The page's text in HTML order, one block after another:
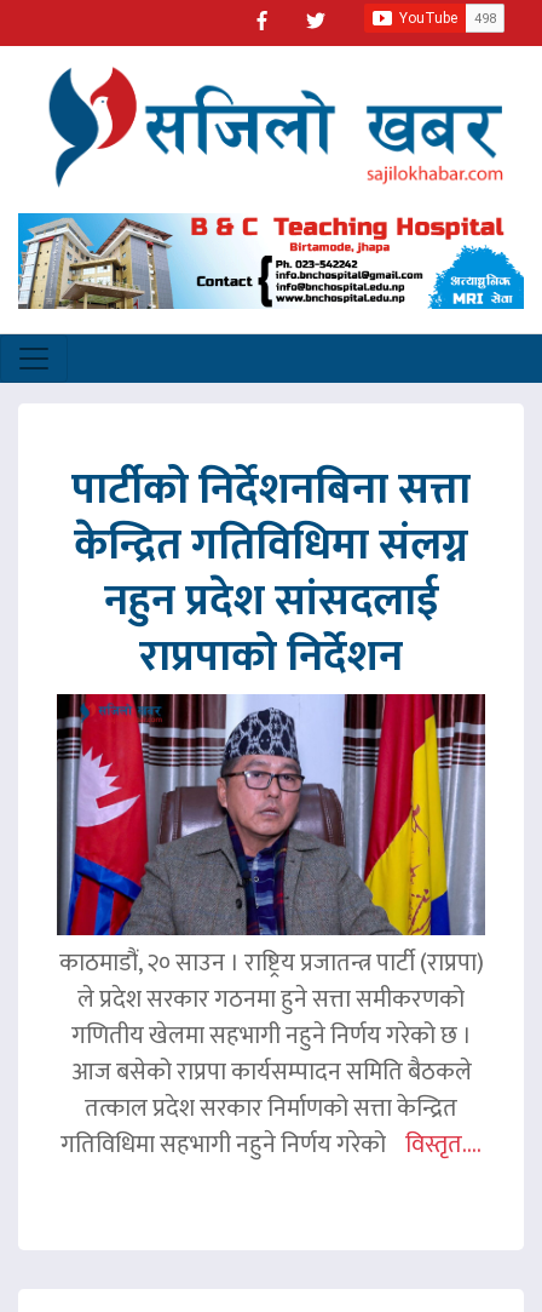
पार्टीको निर्देशनबिना सत्ता
केन्द्रित गतिविधिमा संलग्न
नहुन प्रदेश सांसदलाई
राप्रपाको निर्देशन
काठमाडौं, २० साउन । राष्ट्रिय प्रजातन्त्र पार्टी (राप्रपा)
ले प्रदेश सरकार गठनमा हुने सत्ता समीकरणको
गणितीय खेलमा सहभागी नहुने निर्णय गरेको छ ।
आज बसेको राप्रपा कार्यसम्पादन समिति बैठकले
तत्काल प्रदेश सरकार निर्माणको सत्ता केन्द्रित
गतिविधिमा सहभागी नहुने निर्णय गरेको विस्तृत....